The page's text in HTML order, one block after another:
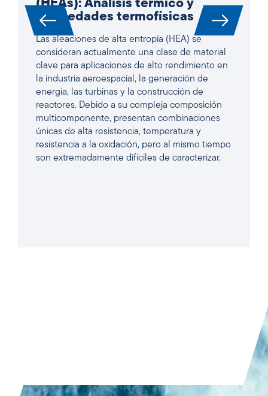
(HEAs): Análisis térmico y
propiedades termofísicas
Las aleaciones de alta entropía (HEA) se
consideran actualmente una clase de material
clave para aplicaciones de alto rendimiento en
la industria aeroespacial, la generación de
energía, las turbinas y la construcción de
reactores. Debido a su compleja composición
multicomponente, presentan combinaciones
únicas de alta resistencia, temperatura y
resistencia a la oxidación, pero al mismo tiempo
son extremadamente difíciles de caracterizar.